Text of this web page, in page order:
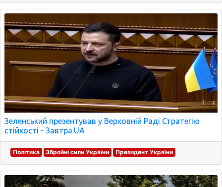
Зеленський презентував у Верховній Раді Стратегію
стійкості - Завтра.UA
Політика Збройні сили України Президент України